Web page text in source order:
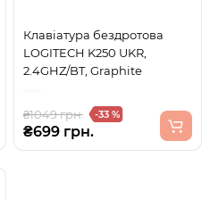
Клавіатура бездротова
LOGITECH K250 UKR,
2.4GHZ/BT, Graphite
₴1049 грн. -33 %
₴699 грн.